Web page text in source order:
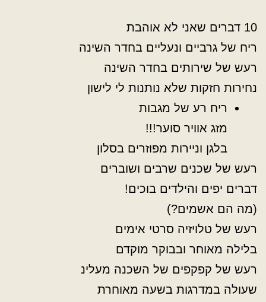
10 דברים שאני לא אוהבת
ריח של גרביים ונעליים בחדר השינה
רעש של שירותים בחדר השינה
נחירות חזקות שלא נותנות לי לישון
ריח רע של מגבות
מזג אוויר סוער!!!
בלגן וניירות מפוזרים בסלון
רעש של שכנים שרבים ושוברים
דברים יפים והילדים בוכים!
(מה הם אשמים?)
רעש של טלויזיה סרטי אימים
בלילה מאוחר ובבוקר מוקדם
רעש של קפקפים של השכנה מעלינ
שעולה במדרגות בשעה מאוחרת